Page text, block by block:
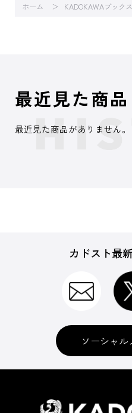
ホーム KADOKAWAブック
最近見た商品
最近見た商品がありません。
カドスト最
ソーシャ